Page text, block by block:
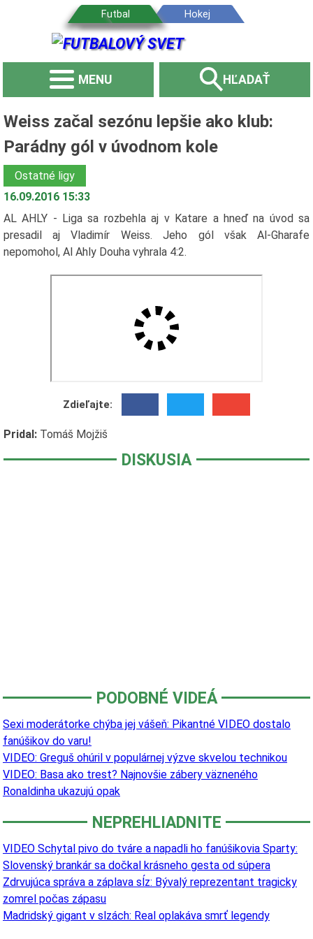
MENU HĽADAŤ
Weiss začal sezónu lepšie ako klub:
Parádny gól v úvodnom kole
Ostatné ligy
16.09.2016 15:33
AL AHLY - Liga sa rozbehla aj v Katare a hneď na úvod sa
presadil aj Vladimír Weiss. Jeho gól však Al-Gharafe
nepomohol, Al Ahly Douha vyhrala 4:2.
Zdieľajte:
Pridal: Tomáš Mojžiš
DISKUSIA
PODOBNÉ VIDEÁ
Sexi moderátorke chýba jej vášeň: Pikantné VIDEO dostalo
fanúšikov do varu!
VIDEO: Greguš ohúril v populárnej výzve skvelou technikou
VIDEO: Basa ako trest? Najnovšie zábery väzneného
Ronaldinha ukazujú opak
NEPREHLIADNITE
VIDEO Schytal pivo do tváre a napadli ho fanúšikovia Sparty:
Slovenský brankár sa dočkal krásneho gesta od súpera
Zdrvujúca správa a záplava sĺz: Bývalý reprezentant tragicky
zomrel počas zápasu
Madridský gigant v slzách: Real oplakáva smrť legendy